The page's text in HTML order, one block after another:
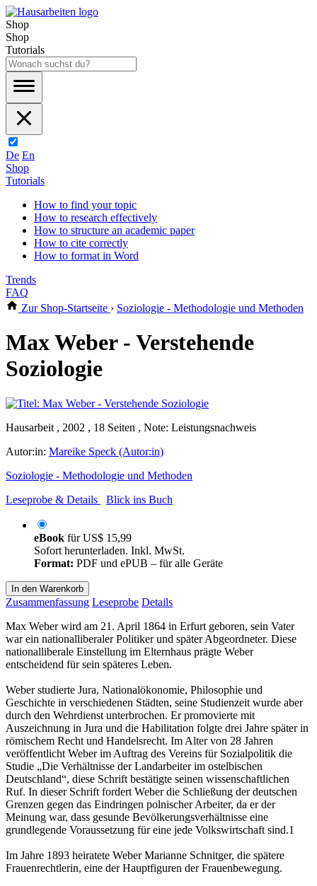
Shop
Shop
Tutorials
De En
Shop
Tutorials
How to find your topic
How to research effectively
How to structure an academic paper
How to cite correctly
How to format in Word
Trends
FAQ
Zur Shop-Startseite › Soziologie - Methodologie und Methoden
Max Weber - Verstehende
Soziologie
Hausarbeit , 2002 , 18 Seiten , Note: Leistungsnachweis
Autor:in: Mareike Speck (Autor:in)
Soziologie - Methodologie und Methoden
Leseprobe & Details
Blick ins Buch
eBook fürUS$ 15,99
Sofort herunterladen. Inkl. MwSt.
Format: PDF und ePUB – für alle Geräte
In den Warenkorb
Zusammenfassung Leseprobe Details
Max Weber wird am 21. April 1864 in Erfurt geboren, sein Vater
war ein nationalliberaler Politiker und später Abgeordneter. Diese
nationalliberale Einstellung im Elternhaus prägte Weber
entscheidend für sein späteres Leben.
Weber studierte Jura, Nationalökonomie, Philosophie und
Geschichte in verschiedenen Städten, seine Studienzeit wurde aber
durch den Wehrdienst unterbrochen. Er promovierte mit
Auszeichnung in Jura und die Habilitation folgte drei Jahre später in
römischem Recht und Handelsrecht. Im Alter von 28 Jahren
veröffentlicht Weber im Auftrag des Vereins für Sozialpolitik die
Studie „Die Verhältnisse der Landarbeiter im ostelbischen
Deutschland“, diese Schrift bestätigte seinen wissenschaftlichen
Ruf. In dieser Schrift fordert Weber die Schließung der deutschen
Grenzen gegen das Eindringen polnischer Arbeiter, da er der
Meinung war, dass gesunde Bevölkerungsverhältnisse eine
grundlegende Voraussetzung für eine jede Volkswirtschaft sind.1
Im Jahre 1893 heiratete Weber Marianne Schnitger, die spätere
Frauenrechtlerin, eine der Hauptfiguren der Frauenbewegung.